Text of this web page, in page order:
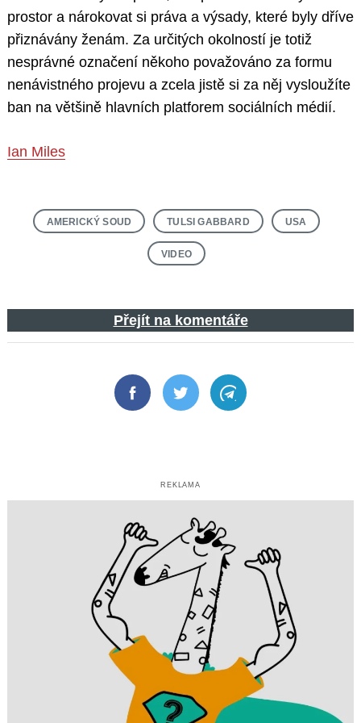
prostor a nárokovat si práva a výsady, které byly dříve
přiznávány ženám. Za určitých okolností je totiž
nesprávné označení někoho považováno za formu
nenávistného projevu a zcela jistě si za něj vysloužíte
ban na většině hlavních platforem sociálních médií.
Ian Miles
AMERICKÝ SOUD TULSI GABBARD USA
VIDEO
Přejít na komentáře
FacebookTwitter Telegram
REKLAMA